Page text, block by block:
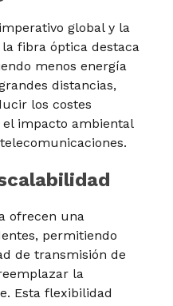
global y la
fibra óptica destaca
menos energía
distancias,
los costes
impacto ambiental
ofrecen una
permitiendo
de transmisión de
la
Esta flexibilidad